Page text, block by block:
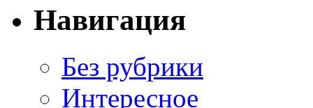
Навигация
Без рубрики
Интересное